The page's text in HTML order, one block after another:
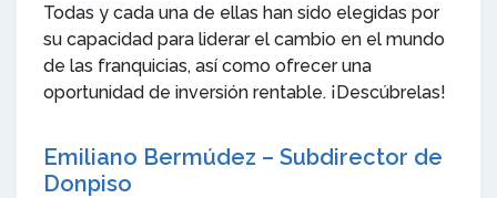
Todas y cada una de ellas han sido elegidas por
su capacidad para liderar el cambio en el mundo
de las franquicias, así como ofrecer una
oportunidad de inversión rentable. ¡Descúbrelas!
Emiliano Bermúdez – Subdirector de
Donpiso